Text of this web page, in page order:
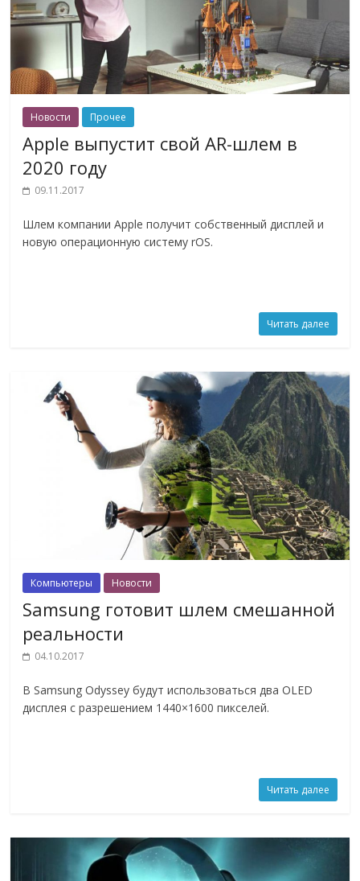
Новости Прочее
Apple выпустит свой AR-шлем в
2020 году
09.11.2017
Шлем компании Apple получит собственный дисплей и
новую операционную систему rOS.
Читать далее
Компьютеры Новости
Samsung готовит шлем смешанной
реальности
04.10.2017
В Samsung Odyssey будут использоваться два OLED
дисплея с разрешением 1440×1600 пикселей.
Читать далее